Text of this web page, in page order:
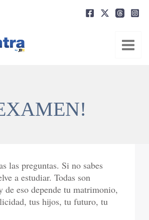
las preguntas. Si no sabes
a estudiar. Todas son
de eso depende tu matrimonio,
tus hijos, tu futuro, tu